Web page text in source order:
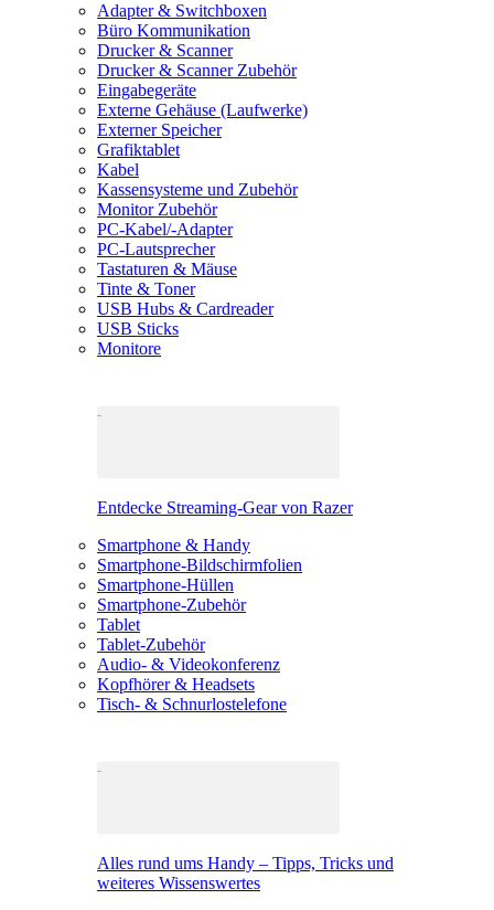
Adapter & Switchboxen
Büro Kommunikation
Drucker & Scanner
Drucker & Scanner Zubehör
Eingabegeräte
Externe Gehäuse (Laufwerke)
Externer Speicher
Grafiktablet
Kabel
Kassensysteme und Zubehör
Monitor Zubehör
PC-Kabel/-Adapter
PC-Lautsprecher
Tastaturen & Mäuse
Tinte & Toner
USB Hubs & Cardreader
USB Sticks
Monitore
Entdecke Streaming-Gear von Razer
Smartphone & Handy
Smartphone-Bildschirmfolien
Smartphone-Hüllen
Smartphone-Zubehör
Tablet
Tablet-Zubehör
Audio- & Videokonferenz
Kopfhörer & Headsets
Tisch- & Schnurlostelefone
Alles rund ums Handy – Tipps, Tricks und
weiteres Wissenswertes